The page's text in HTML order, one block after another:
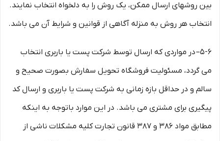
بین روشهای ارسال ممکن، یک روش را به دلخواه انتخاب نمایند.
انتخاب هر روش به منزله آگاهی از قوانین و شرایط آن می باشد.
۵-۶– در مواردی که ارسال توسط شرکت پست یا باربری انتخاب
می گردد، مسئولیت فروشگاه تحویل سفارش بصورت صحیح و
سالم و در حداقل بازه زمانی به شرکت پست یا باربری و ارسال کد
پیگیری برای مشتری می باشد. در این موارد باتوجه به اینکه
مطابق مواد ۳۸۶ و ۳۸۷ قانون تجارت کلیه مشکلات ناشی از